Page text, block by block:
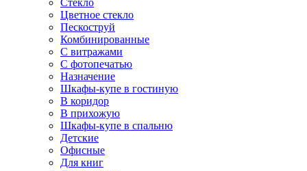
Стекло
Цветное стекло
Пескоструй
Комбинированные
С витражами
С фотопечатью
Назначение
Шкафы-купе в гостиную
В коридор
В прихожую
Шкафы-купе в спальню
Детские
Офисные
Для книг